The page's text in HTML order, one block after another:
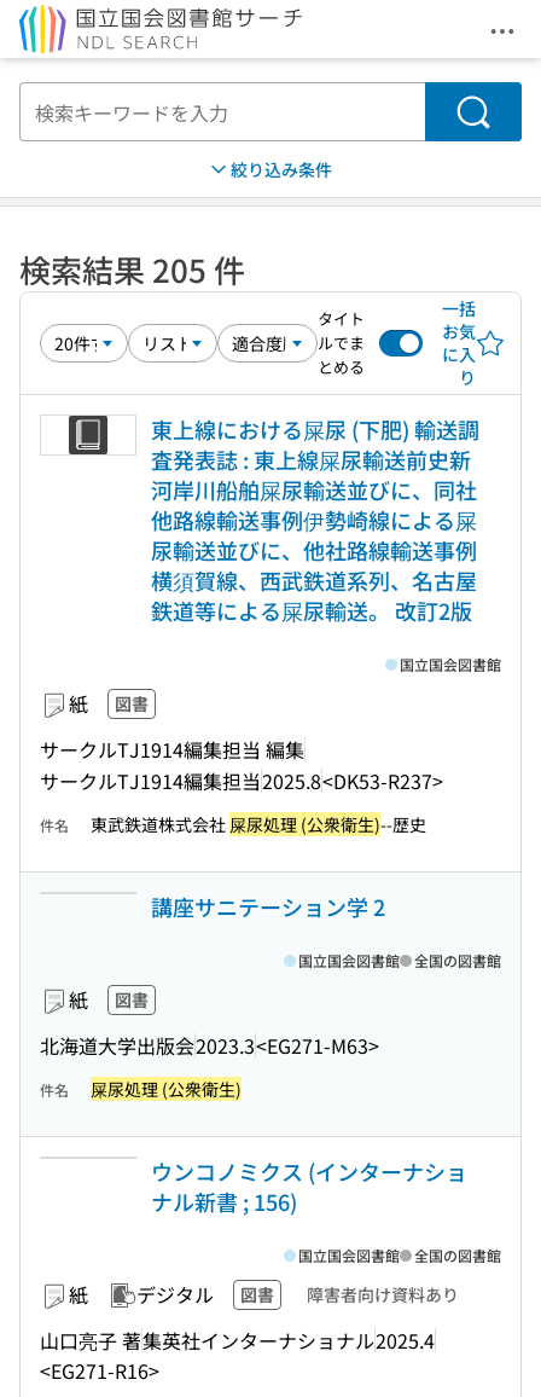
メ
検索
絞り込み条件
検索結果 205 件
タイト
ルでま
とめる
一括
お気
に入
り
東上線における屎尿 (下肥) 輸送調
査発表誌 : 東上線屎尿輸送前史新
河岸川船舶屎尿輸送並びに、同社
他路線輸送事例伊勢崎線による屎
尿輸送並びに、他社路線輸送事例
横須賀線、西武鉄道系列、名古屋
鉄道等による屎尿輸送。 改訂2版
紙 図書
サークルTJ1914編集担当 編集
サークルTJ1914編集担当2025.8<DK53-R237>
国立国会図書館
件名 東武鉄道株式会社 屎尿処理 (公衆衛生)--歴史
講座サニテーション学 2
紙 図書
北海道大学出版会2023.3<EG271-M63>
国立国会図書館 全国の図書館
件名 屎尿処理 (公衆衛生)
ウンコノミクス (インターナショ
ナル新書 ; 156)
紙 デジタル 図書 障害者向け資料あり
山口亮子 著集英社インターナショナル2025.4
<EG271-R16>
国立国会図書館 全国の図書館